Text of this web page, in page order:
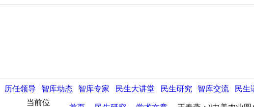
历任领导 智库动态 智库专家 民生大讲堂 民生研究 智库交流 民生
当前位